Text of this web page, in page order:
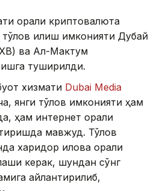
орқали криптовалюта
қилиш имконияти Дубай
ва Ал-Мактум
туширилди.
хизмати Dubai Media
янги тўлов имконияти ҳам
ҳам интернет орқали
мавжуд. Тўлов
харидор илова орқали
керак, шундан сўнг
айлантирилиб,